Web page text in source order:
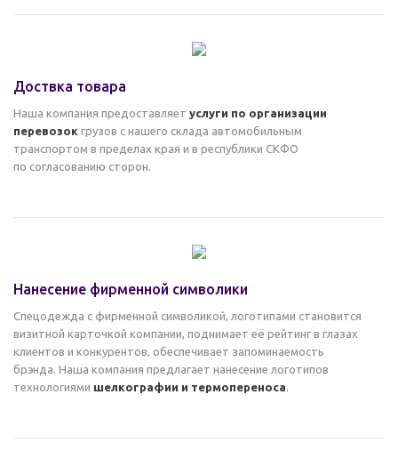
Доствка товара
Наша компания предоставляет услуги по организации
перевозок грузов с нашего склада автомобильным
транспортом в пределах края и в республики СКФО
по согласованию сторон.
Нанесение фирменной символики
Спецодежда с фирменной символикой, логотипами становится
визитной карточкой компании, поднимает её рейтинг в глазах
клиентов и конкурентов, обеспечивает запоминаемость
брэнда. Наша компания предлагает нанесение логотипов
технологиями шелкографии и термопереноса.